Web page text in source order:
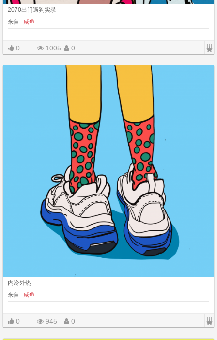
2070出门遛狗实录
来自
咸鱼
0 1005 0 |||
内冷外热
来自
咸鱼
0 945 0 |||